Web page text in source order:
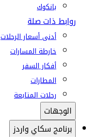
بانكوك
روابط ذات صلة
أدنى أسعار الرحلات
خارطة المسارات
أفكار السفر
المطارات
رحلات المتابعة
الوجهات
برنامج سكاي واردز